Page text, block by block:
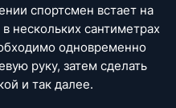
спортсмен встает на
нескольких сантиметрах
одновременно
руку, затем сделать
и так далее.